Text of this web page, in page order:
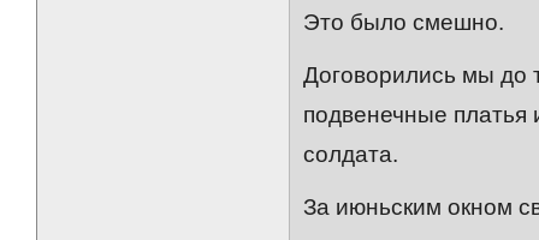
Это было смешно.
Договорились мы до
подвенечные платья
солдата.
За июньским окном